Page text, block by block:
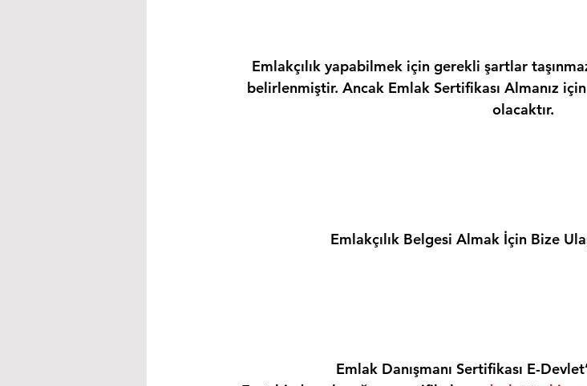
Emlakçılık yapabilmek için gerekli şartlar
belirlenmiştir. Ancak Emlak Sertifikası Almanız
olacaktır.
Emlakçılık Belgesi Almak İçin Bize
Emlak Danışmanı Sertifikası E-